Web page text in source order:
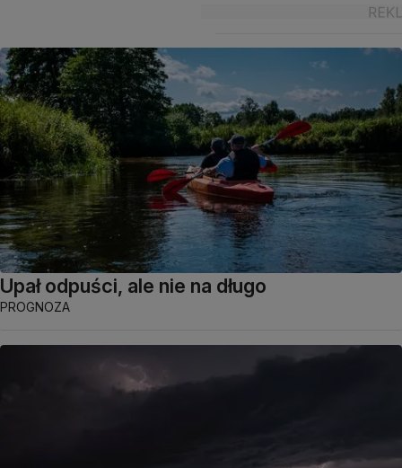
Upał odpuści, ale nie na długo
PROGNOZA